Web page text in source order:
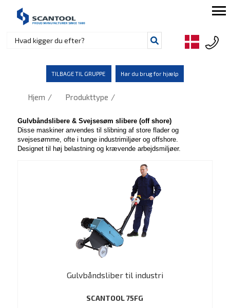
TILBAGE TIL GRUPPE Har du brug for hjælp
Hjem / Produkttype /
Gulvbåndslibere & Svejsesøm slibere (off shore)
Disse maskiner anvendes til slibning af store flader og
svejsesømme, ofte i tunge industrimiljøer og offshore.
Designet til høj belastning og krævende arbejdsmiljøer.
Gulvbåndsliber til industri
SCANTOOL 75FG